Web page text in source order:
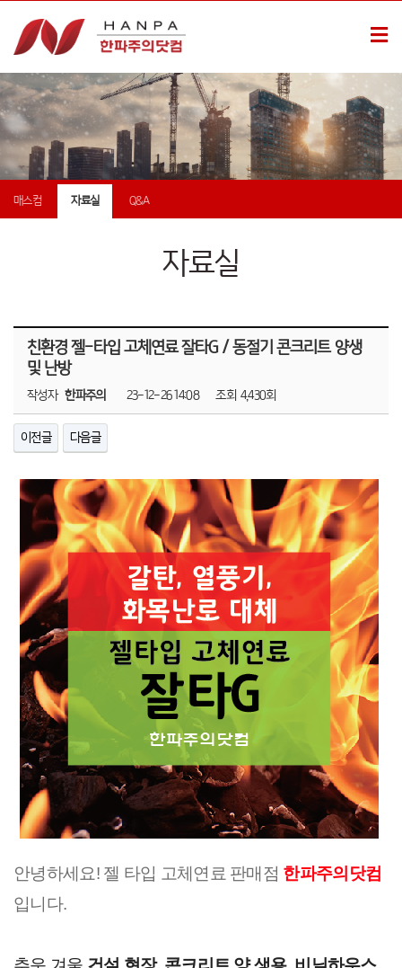
매스컴 자료실 Q&A
자료실
친환경 젤-타입 고체연료 잘타G / 동절기 콘크리트 양생
및 난방
작성자 한파주의 23-12-26 14:08 조회 4,430회
이전글 다음글
안녕하세요! 젤 타입 고체연료 판매점 한파주의닷컴
입니다.